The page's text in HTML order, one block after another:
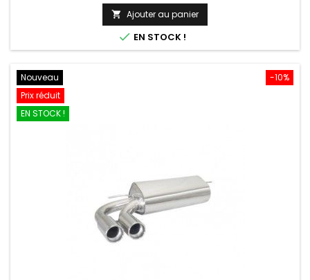
de
base
 Ajouter au panier
 EN STOCK !
-10%
Nouveau
Prix réduit
EN STOCK !